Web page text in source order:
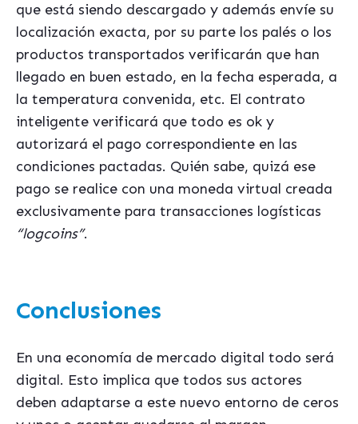
que está siendo descargado y además envíe su
localización exacta, por su parte los palés o los
productos transportados verificarán que han
llegado en buen estado, en la fecha esperada, a
la temperatura convenida, etc. El contrato
inteligente verificará que todo es ok y
autorizará el pago correspondiente en las
condiciones pactadas. Quién sabe, quizá ese
pago se realice con una moneda virtual creada
exclusivamente para transacciones logísticas
“logcoins”.
Conclusiones
En una economía de mercado digital todo será
digital. Esto implica que todos sus actores
deben adaptarse a este nuevo entorno de ceros